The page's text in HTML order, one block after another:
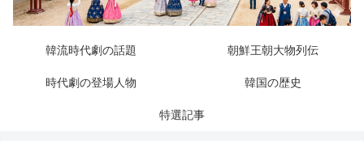
韓流時代劇の話題 朝鮮王朝大物列伝
時代劇の登場人物 韓国の歴史
特選記事